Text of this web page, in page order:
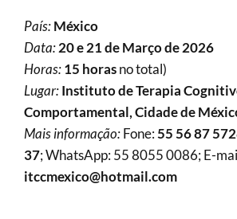
País:México
Data:20 e 21 de Março de 2026
Horas:15 horasno total)
Lugar:Instituto de Terapia
Comportamental, Cidade de
Mais informação:Fone:55 56 87
37; WhatsApp: 55 8055 0086; E-
itccmexico@hotmail.com